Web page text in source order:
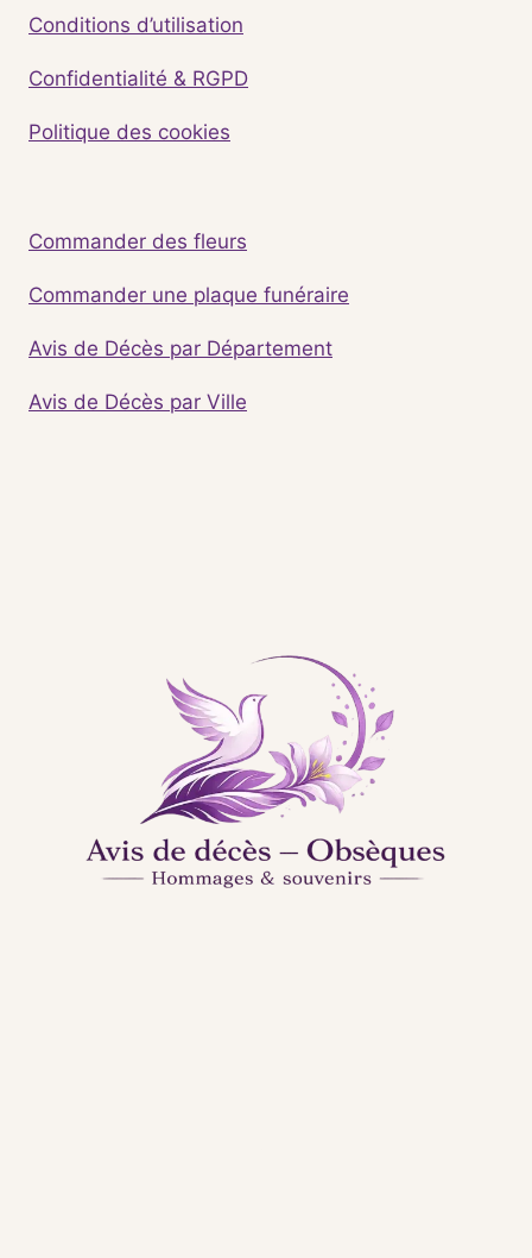
Conditions d’utilisation
Confidentialité & RGPD
Politique des cookies
Commander des fleurs
Commander une plaque funéraire
Avis de Décès par Département
Avis de Décès par Ville